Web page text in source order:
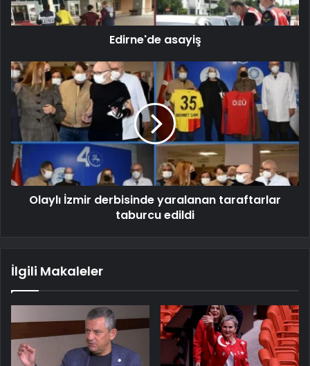
Edirne'de asayiş
Olaylı İzmir derbisinde yaralanan taraftarlar
taburcu edildi
İlgili Makaleler